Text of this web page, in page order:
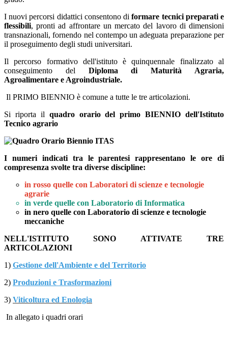
I nuovi percorsi didattici consentono diformare tecnici preparati e
flessibili, pronti ad affrontare un mercato del lavoro di dimensioni
transnazionali, fornendo nel contempo un adeguata preparazione per
il proseguimento degli studi universitari.
Il percorso formativo dell'istituto è quinquennale finalizzato al
conseguimento del Diploma di Maturità Agraria,
Agroalimentare e Agroindustriale.
Il PRIMO BIENNIO è comune a tutte le tre articolazioni.
Si riporta il quadro orario del primo BIENNIO dell'Istituto
Tecnico agrario
I numeri indicati tra le parentesi rappresentano le ore di
compresenza svolte tra diverse discipline:
in rosso quelle con Laboratori di scienze e tecnologie
agrarie
in verde quelle con Laboratorio di Informatica
in nero quelle con Laboratorio di scienze e tecnologie
meccaniche
NELL'ISTITUTO SONO ATTIVATE TRE
ARTICOLAZIONI
1) Gestione dell'Ambiente e del Territorio
2) Produzioni e Trasformazioni
3) Viticoltura ed Enologia
In allegato i quadri orari